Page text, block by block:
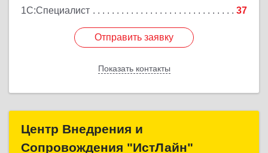
1С:Специалист
37
Отправить заявку
Показать контакты
Отправить заявку
Назад
Центр Внедрения и
Сопровождения "ИстЛайн"
Центр Внедрения и
Сопровождения "ИстЛайн"